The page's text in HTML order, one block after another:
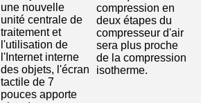
une nouvelle
unité centrale de
traitement et
l'utilisation de
l'Internet interne
des objets, l'écran
tactile de 7
pouces apporte
compression en
deux étapes du
compresseur d'air
sera plus proche
de la compression
isotherme.